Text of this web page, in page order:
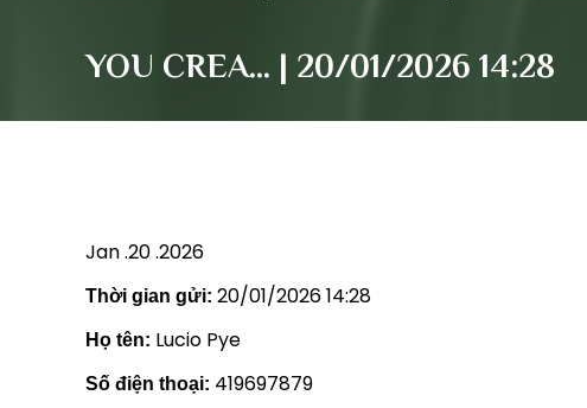
YOU CREA… | 20/01/2026 14:28
Jan .20 .2026
Thời gian gửi: 20/01/2026 14:28
Họ tên: Lucio Pye
Số điện thoại: 419697879